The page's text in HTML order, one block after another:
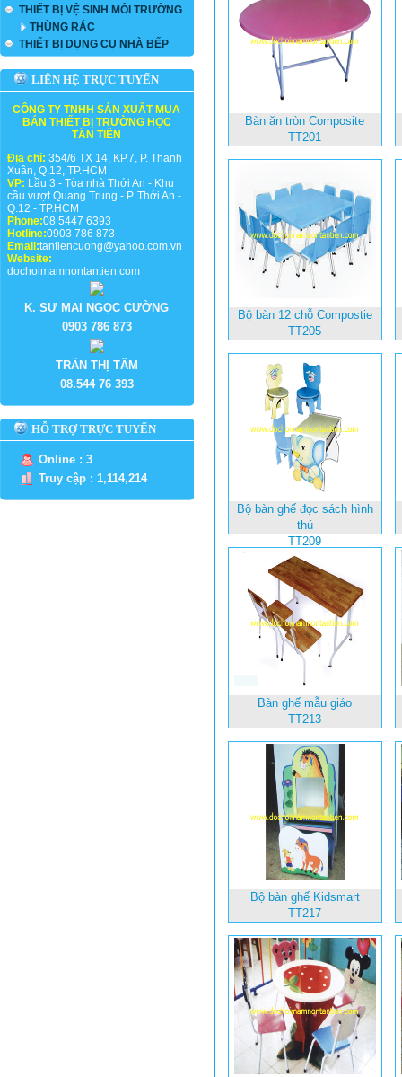
THIẾT BỊ VỆ SINH MÔI TRƯỜNG
THÙNG RÁC
THIẾT BỊ DỤNG CỤ NHÀ BẾP
LIÊN HỆ TRỰC TUYẾN
CÔNG TY TNHH SẢN XUẤT MUA
BÁN THIẾT BỊ TRƯỜNG HỌC
TÂN TIẾN
Địa chỉ: 354/6 TX 14, KP.7, P. Thạnh
Xuân, Q.12, TP.HCM
VP: Lầu 3 - Tòa nhà Thới An - Khu
cầu vượt Quang Trung - P. Thới An -
Q.12 - TP.HCM
Phone:08 5447 6393
Hotline:0903 786 873
Email:tantiencuong@yahoo.com.vn
Website:
dochoimamnontantien.com
K. SƯ MAI NGỌC CƯỜNG
0903 786 873
TRẦN THỊ TÂM
08.544 76 393
HỖ TRỢ TRỰC TUYẾN
Online : 3
Truy cập : 1,114,214
Bàn ăn tròn Composite
TT201
Bộ bàn 12 chỗ Compostie
TT205
Bộ bàn ghế đọc sách hình
thú
TT209
Bàn ghế mẫu giáo
TT213
Bộ bàn ghế Kidsmart
TT217